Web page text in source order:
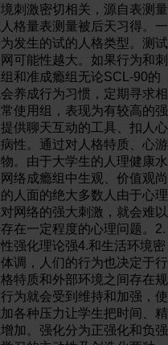
刺激密切相关，源自表测量
格量表测量被后天习得。一
发生的试的人格类型。测试
可能性越大。如果行为和刺
和准成瘾组无论SCL-90的
养成行为习惯，定期寻求相
使用组，表现为有较高的强
供聊天互动的工具、扣人心
性。通过对人格特质、心游
。由于大学生的人理健康水
络成瘾组中生观、价值观尚
人面的绝大多数人由于心理
网络的强大刺激，就会难以
在一定程度的心理问题。2.
强化理论强4.和生活环境密
调，人们的行为也决定于行
特质和外部环境之间存在规
为就会受到维持和加强，使
各种压力让学生把时间、精
加。强化分为正强化和负强